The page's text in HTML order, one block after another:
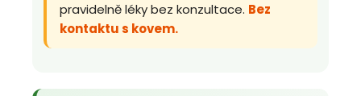
pravidelně léky bez konzultace. Bez
kontaktu s kovem.